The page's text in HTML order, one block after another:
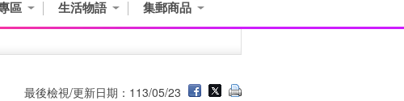
區 生活物語 集郵商品
最後檢視/更新日期：113/05/23